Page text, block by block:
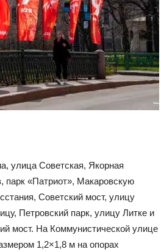
улица Советская, Якорная
«Патриот», Макаровскую
Советский мост, улицу
Петровский парк, улицу Литке и
мост. На Коммунистической улице
1,2×1,8 м на опорах